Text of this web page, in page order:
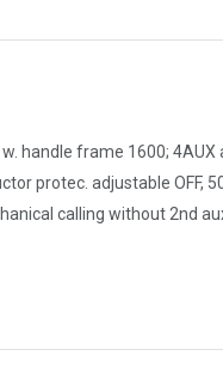
handle frame 1600; 4AUX
protec. adjustable
calling without 2nd